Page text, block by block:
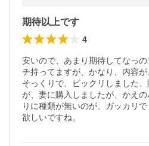
期待以上です
4
安いので、あまり期待してなっ
チ持ってますが、かなり、内容が
そっくりで、ビックリしました
が、妻に購入しましたが、かえ
りに種類が無いのが、ガッカリ
欲しいですね。